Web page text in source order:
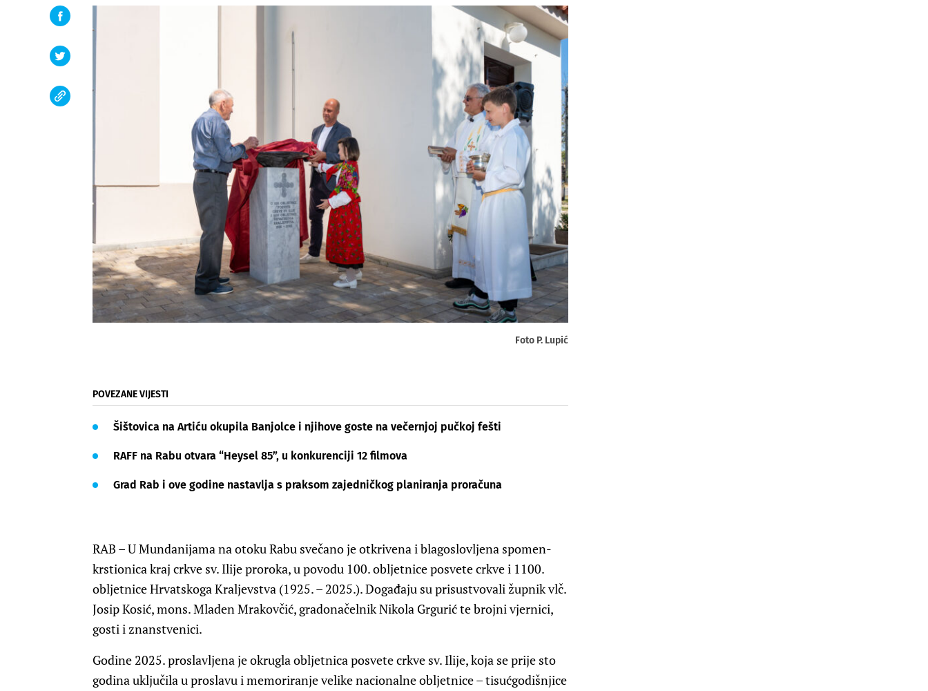
Foto P. Lupić
POVEZANE VIJESTI
Šištovica na Artiću okupila Banjolce i njihove goste na večernjoj pučkoj fešti
RAFF na Rabu otvara “Heysel 85”, u konkurenciji 12 filmova
Grad Rab i ove godine nastavlja s praksom zajedničkog planiranja proračuna
RAB – U Mundanijama na otoku Rabu svečano je otkrivena i blagoslovljena spomen-
krstionica kraj crkve sv. Ilije proroka, u povodu 100. obljetnice posvete crkve i 1100.
obljetnice Hrvatskoga Kraljevstva (1925. – 2025.). Događaju su prisustvovali župnik vlč.
Josip Kosić, mons. Mladen Mrakovčić, gradonačelnik Nikola Grgurić te brojni vjernici,
gosti i znanstvenici.
Godine 2025. proslavljena je okrugla obljetnica posvete crkve sv. Ilije, koja se prije sto
godina uključila u proslavu i memoriranje velike nacionalne obljetnice – tisućgodišnjice